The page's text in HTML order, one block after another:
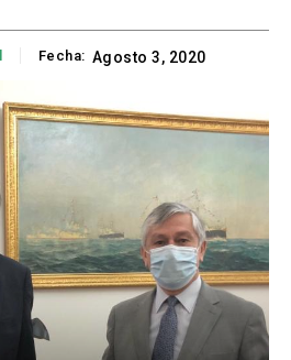
Fecha: Agosto 3, 2020